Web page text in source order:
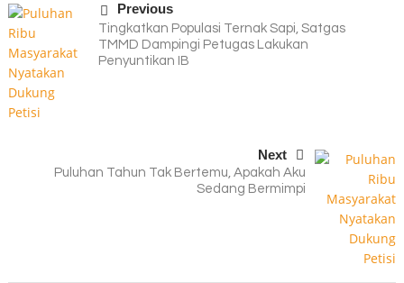
Previous
Tingkatkan Populasi Ternak Sapi, Satgas
TMMD Dampingi Petugas Lakukan
Penyuntikan IB
Next
Puluhan Tahun Tak Bertemu, Apakah Aku
Sedang Bermimpi